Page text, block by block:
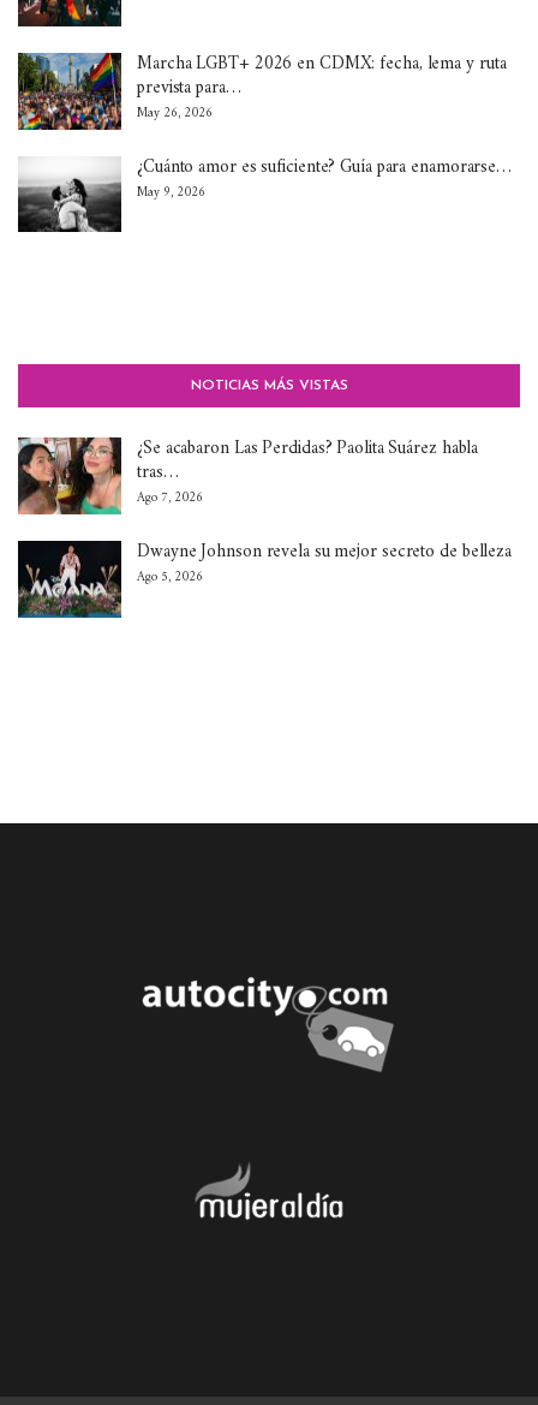
Marcha LGBT+ 2026 en CDMX: fecha, lema y ruta
prevista para…
May 26, 2026
¿Cuánto amor es suficiente? Guía para enamorarse…
May 9, 2026
NOTICIAS MÁS VISTAS
¿Se acabaron Las Perdidas? Paolita Suárez habla
tras…
Ago 7, 2026
Dwayne Johnson revela su mejor secreto de belleza
Ago 5, 2026